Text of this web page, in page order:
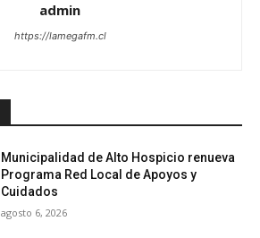
admin
https://lamegafm.cl
Municipalidad de Alto Hospicio renueva
Programa Red Local de Apoyos y
Cuidados
agosto 6, 2026